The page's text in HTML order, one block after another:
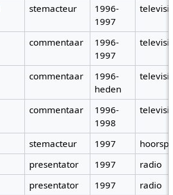
stemacteur
1996-
1997
commentaar
1996-
1997
commentaar
1996-
heden
commentaar
1996-
1998
stemacteur 1997
presentator 1997
radio
presentator 1997
radio